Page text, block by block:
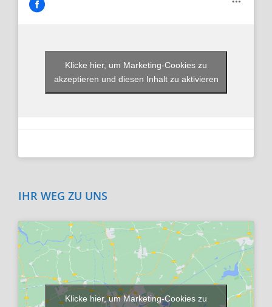
Klicke hier, um Marketing-Cookies zu
akzeptieren und diesen Inhalt zu aktivieren
IHR WEG ZU UNS
Klicke hier, um Marketing-Cookies zu